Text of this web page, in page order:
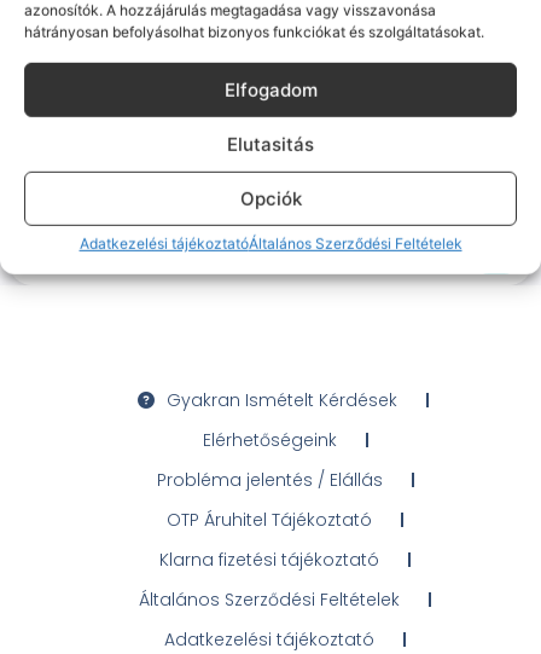
azonosítók. A hozzájárulás megtagadása vagy visszavonása
hátrányosan befolyásolhat bizonyos funkciókat és szolgáltatásokat.
Elfogadom
Elutasitás
Opciók
Adatkezelési tájékoztatóÁltalános Szerződési Feltételek
259 990Ft
Apple iPhone 8 (kiváló, független, 64GB,
Frissen feltöltve, csapj le rá!
34 990Ft
Gyakran Ismételt Kérdések
Elérhetőségeink
Probléma jelentés / Elállás
OTP Áruhitel Tájékoztató
Klarna fizetési tájékoztató
Általános Szerződési Feltételek
Adatkezelési tájékoztató